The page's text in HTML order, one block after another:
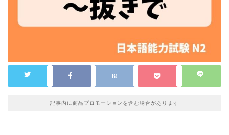
記事内に商品プロモーションを含む場合があります